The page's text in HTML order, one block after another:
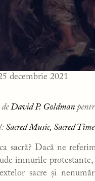
decembrie 2021
David P. Goldman
Sacred Music, Sacred Time
sacră? Dacă ne
imnurile
sacre și